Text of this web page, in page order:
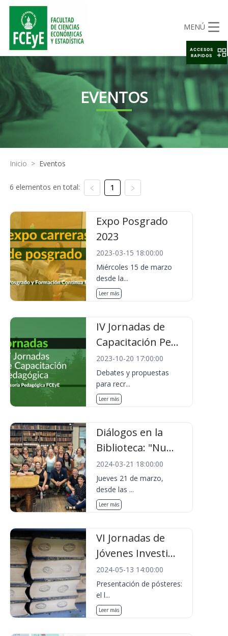
MENÚ
EVENTOS
Inicio > Eventos
6 elementos en total: 1
Expo Posgrado
2023
2023-03-15 18:00:00
Miércoles 15 de marzo
desde la...
Leer más
IV Jornadas de
Capacitación Pe...
2023-10-20 17:00:00
Debates y propuestas
para recr...
Leer más
Diálogos en la
Biblioteca: "Nu...
2024-03-21 18:00:00
Jueves 21 de marzo,
desde las ...
Leer más
VI Jornadas de
Jóvenes Investi...
2024-05-13 14:00:00
Presentación de pósteres:
el l...
Leer más
ACCESOS
RAPIDOS